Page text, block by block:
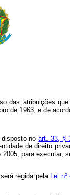
das atribuições
de 1963, e de
disposto noart. 33, §
de direito
para
regida pela Lei